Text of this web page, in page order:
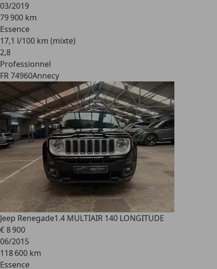
03/2019
79 900 km
Essence
17,1 l/100 km (mixte)
2,8
Professionnel
FR 74960Annecy
Jeep Renegade1.4 MULTIAIR 140 LONGITUDE
€ 8 900
06/2015
118 600 km
Essence